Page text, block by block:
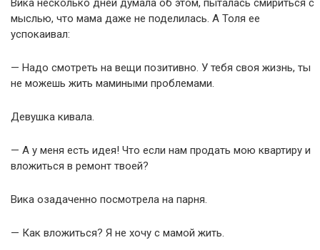
Вика несколько дней думала об этом, пыталась смириться с
мыслью, что мама даже не поделилась. А Толя ее
успокаивал:
— Надо смотреть на вещи позитивно. У тебя своя жизнь, ты
не можешь жить мамиными проблемами.
Девушка кивала.
— А у меня есть идея! Что если нам продать мою квартиру и
вложиться в ремонт твоей?
Вика озадаченно посмотрела на парня.
— Как вложиться? Я не хочу с мамой жить.